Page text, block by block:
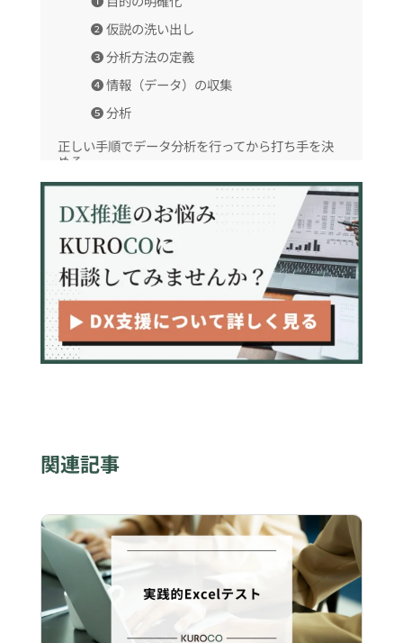
❷ 仮説の洗い出し
❸ 分析方法の定義
❹ 情報（データ）の収集
❺ 分析
正しい手順でデータ分析を行ってから打ち手を決
める
関連記事